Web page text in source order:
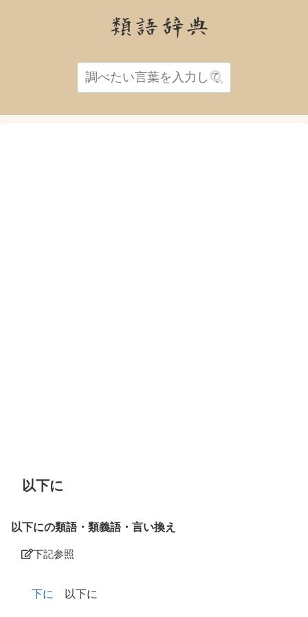
以下に
以下にの類語・類義語・言い換え
下記参照
下に 以下に